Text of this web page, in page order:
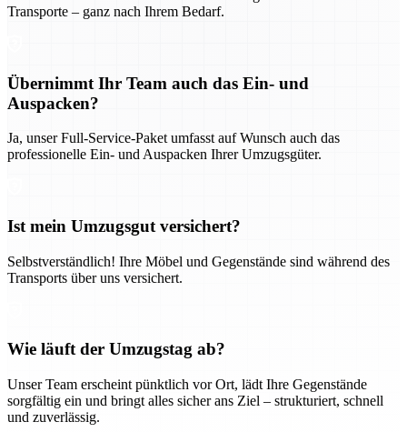
Transporte – ganz nach Ihrem Bedarf.
Übernimmt Ihr Team auch das Ein- und
Auspacken?
Ja, unser Full-Service-Paket umfasst auf Wunsch auch das
professionelle Ein- und Auspacken Ihrer Umzugsgüter.
Ist mein Umzugsgut versichert?
Selbstverständlich! Ihre Möbel und Gegenstände sind während des
Transports über uns versichert.
Wie läuft der Umzugstag ab?
Unser Team erscheint pünktlich vor Ort, lädt Ihre Gegenstände
sorgfältig ein und bringt alles sicher ans Ziel – strukturiert, schnell
und zuverlässig.